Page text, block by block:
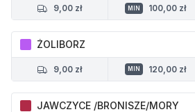
9,00 zł MIN 100,00 zł
ŻOLIBORZ
9,00 zł MIN 120,00 zł
JAWCZYCE /BRONISZE/MORY